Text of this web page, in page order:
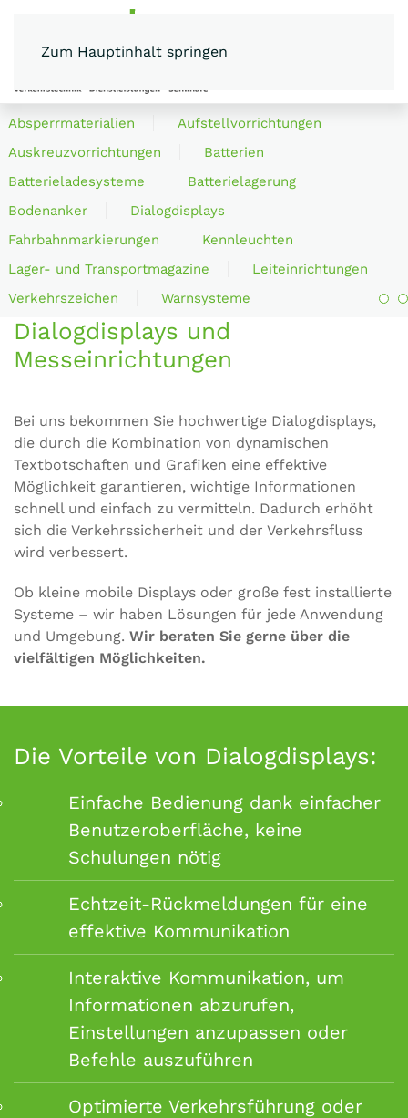
Zum Hauptinhalt springen
Absperrmaterialien
Aufstellvorrichtungen
Auskreuzvorrichtungen
Batterien
Batterieladesysteme
Batterielagerung
Bodenanker
Dialogdisplays
Fahrbahnmarkierungen
Kennleuchten
Lager- und Transportmagazine
Leiteinrichtungen
Verkehrszeichen
Warnsysteme
Dialogdisplays und
Messeinrichtungen
Bei uns bekommen Sie hochwertige Dialogdisplays,
die durch die Kombination von dynamischen
Textbotschaften und Grafiken eine effektive
Möglichkeit garantieren, wichtige Informationen
schnell und einfach zu vermitteln. Dadurch erhöht
sich die Verkehrssicherheit und der Verkehrsfluss
wird verbessert.
Ob kleine mobile Displays oder große fest installierte
Systeme – wir haben Lösungen für jede Anwendung
und Umgebung. Wir beraten Sie gerne über die
vielfältigen Möglichkeiten.
Die Vorteile von Dialogdisplays:
Einfache Bedienung dank einfacher
Benutzeroberfläche, keine
Schulungen nötig
Echtzeit-Rückmeldungen für eine
effektive Kommunikation
Interaktive Kommunikation, um
Informationen abzurufen,
Einstellungen anzupassen oder
Befehle auszuführen
Optimierte Verkehrsführung oder